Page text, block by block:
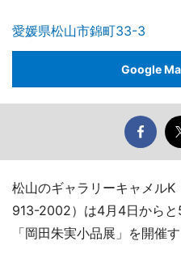
愛媛県松山市錦町33-3
Google
松山のギャラリーキャメル
913-2002）は4月4日からと
「岡田朱実小品展」を開催す